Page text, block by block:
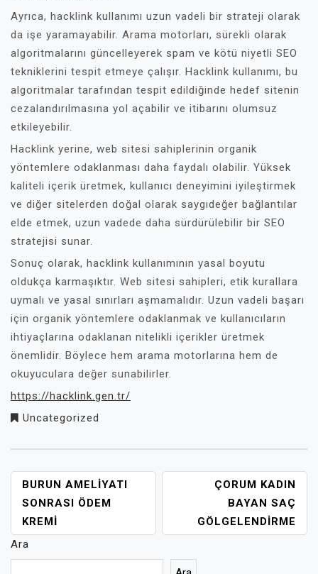
Ayrıca, hacklink kullanımı uzun vadeli bir strateji olarak
da işe yaramayabilir. Arama motorları, sürekli olarak
algoritmalarını güncelleyerek spam ve kötü niyetli SEO
tekniklerini tespit etmeye çalışır. Hacklink kullanımı, bu
algoritmalar tarafından tespit edildiğinde hedef sitenin
cezalandırılmasına yol açabilir ve itibarını olumsuz
etkileyebilir.
Hacklink yerine, web sitesi sahiplerinin organik
yöntemlere odaklanması daha faydalı olabilir. Yüksek
kaliteli içerik üretmek, kullanıcı deneyimini iyileştirmek
ve diğer sitelerden doğal olarak saygıdeğer bağlantılar
elde etmek, uzun vadede daha sürdürülebilir bir SEO
stratejisi sunar.
Sonuç olarak, hacklink kullanımının yasal boyutu
oldukça karmaşıktır. Web sitesi sahipleri, etik kurallara
uymalı ve yasal sınırları aşmamalıdır. Uzun vadeli başarı
için organik yöntemlere odaklanmak ve kullanıcıların
ihtiyaçlarına odaklanan nitelikli içerikler üretmek
önemlidir. Böylece hem arama motorlarına hem de
okuyuculara değer sunabilirler.
https://hacklink.gen.tr/
Uncategorized
YAZI
GEZINMESI
BURUN AMELIYATI
SONRASI ÖDEM
KREMI
ÇORUM KADIN
BAYAN SAÇ
GÖLGELENDIRME
Ara